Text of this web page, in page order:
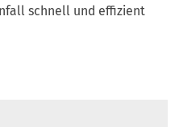
schnell und effizient